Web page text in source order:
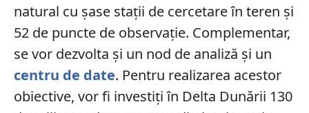
natural cu șase stații de cercetare în teren și
52 de puncte de observație. Complementar,
se vor dezvolta și un nod de analiză și un
centru de date. Pentru realizarea acestor
obiective, vor fi investiți în Delta Dunării 130